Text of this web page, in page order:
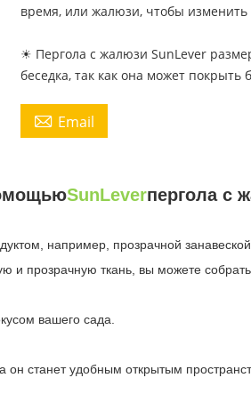
время, или жалюзи, чтобы
☀ Пергола с жалюзи SunLever
беседка, так как она может
 Email
SunLeverпергола с
например, прозрачной
и прозрачную ткань, вы можете
вашего сада.
он станет удобным открытым